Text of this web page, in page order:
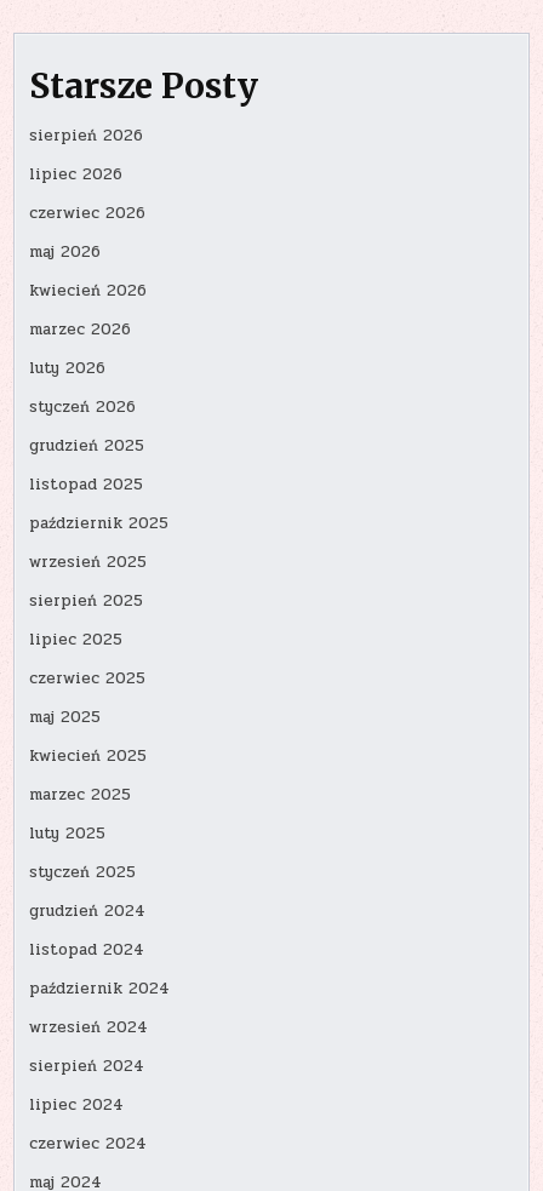
Starsze Posty
sierpień 2026
lipiec 2026
czerwiec 2026
maj 2026
kwiecień 2026
marzec 2026
luty 2026
styczeń 2026
grudzień 2025
listopad 2025
październik 2025
wrzesień 2025
sierpień 2025
lipiec 2025
czerwiec 2025
maj 2025
kwiecień 2025
marzec 2025
luty 2025
styczeń 2025
grudzień 2024
listopad 2024
październik 2024
wrzesień 2024
sierpień 2024
lipiec 2024
czerwiec 2024
maj 2024